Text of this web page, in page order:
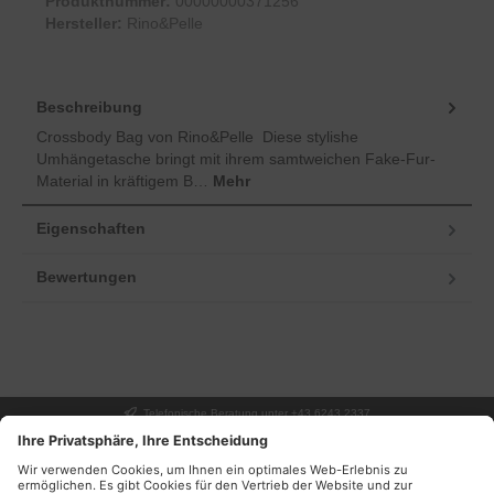
Hersteller: Rino&Pelle
Beschreibung
Crossbody Bag von Rino&Pelle Diese stylishe
Umhängetasche bringt mit ihrem samtweichen Fake-Fur-
Material in kräftigem B… Mehr
Eigenschaften
Bewertungen
Telefonische Beratung unter +43 6243 2337
UNSER GESCHÄFT